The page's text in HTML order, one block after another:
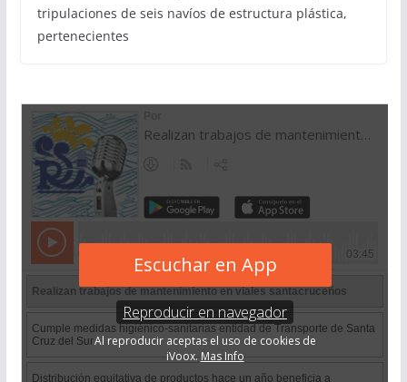
tripulaciones de seis navíos de estructura plástica,
pertenecientes